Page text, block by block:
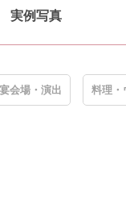
実例写真
会場・演出 料理・